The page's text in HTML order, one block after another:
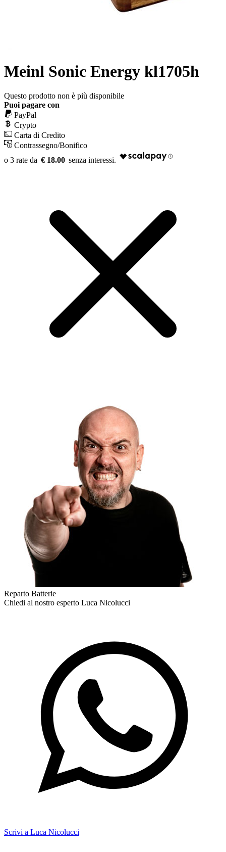
Meinl Sonic Energy kl1705h
Questo prodotto non è più disponibile
Puoi pagare con
PayPal
Crypto
Carta di Credito
Contrassegno/Bonifico
€ 18.00
Reparto Batterie
Chiedi al nostro esperto Luca Nicolucci
Scrivi a Luca Nicolucci